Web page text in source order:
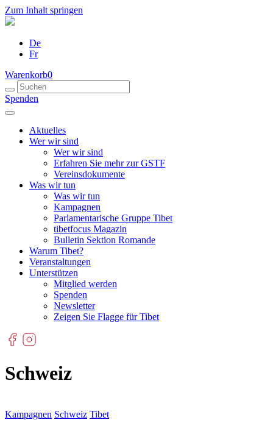
Zum Inhalt springen
De
Fr
Warenkorb0
Spenden
Aktuelles
Wer wir sind
Wer wir sind
Erfahren Sie mehr zur GSTF
Vereinsdokumente
Was wir tun
Was wir tun
Kampagnen
Parlamentarische Gruppe Tibet
tibetfocus Magazin
Bulletin Sektion Romande
Warum Tibet?
Veranstaltungen
Unterstützen
Mitglied werden
Spenden
Newsletter
Zeigen Sie Flagge für Tibet
Schweiz
Kampagnen Schweiz Tibet